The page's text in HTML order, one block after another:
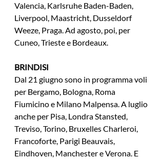
Valencia, Karlsruhe Baden-Baden,
Liverpool, Maastricht, Dusseldorf
Weeze, Praga. Ad agosto, poi, per
Cuneo, Trieste e Bordeaux.
BRINDISI
Dal 21 giugno sono in programma voli
per Bergamo, Bologna, Roma
Fiumicino e Milano Malpensa. A luglio
anche per Pisa, Londra Stansted,
Treviso, Torino, Bruxelles Charleroi,
Francoforte, Parigi Beauvais,
Eindhoven, Manchester e Verona. E